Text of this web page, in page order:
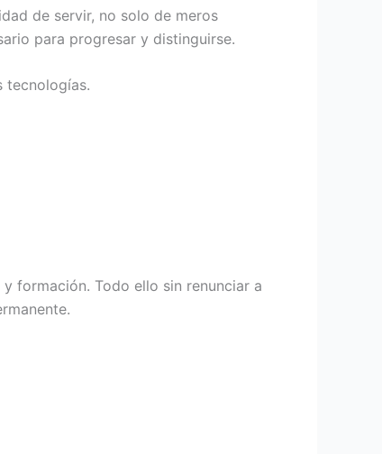
de servir, no solo de meros
para progresar y distinguirse.
tecnologías.
formación. Todo ello sin renunciar a